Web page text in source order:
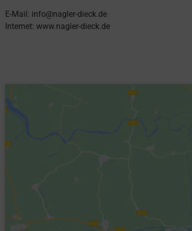
E-Mail: info@nagler-dieck.de
Internet: www.nagler-dieck.de